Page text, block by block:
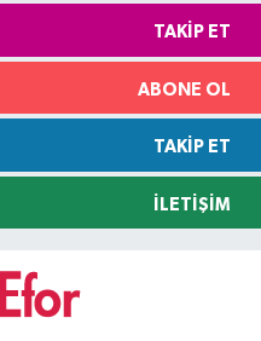
TAKIP ET
ABONE OL
TAKIP ET
İLETIŞIM